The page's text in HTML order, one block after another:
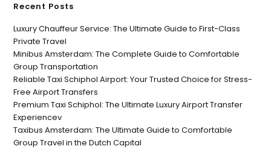
Recent Posts
Luxury Chauffeur Service: The Ultimate Guide to First-Class
Private Travel
Minibus Amsterdam: The Complete Guide to Comfortable
Group Transportation
Reliable Taxi Schiphol Airport: Your Trusted Choice for Stress-
Free Airport Transfers
Premium Taxi Schiphol: The Ultimate Luxury Airport Transfer
Experiencev
Taxibus Amsterdam: The Ultimate Guide to Comfortable
Group Travel in the Dutch Capital